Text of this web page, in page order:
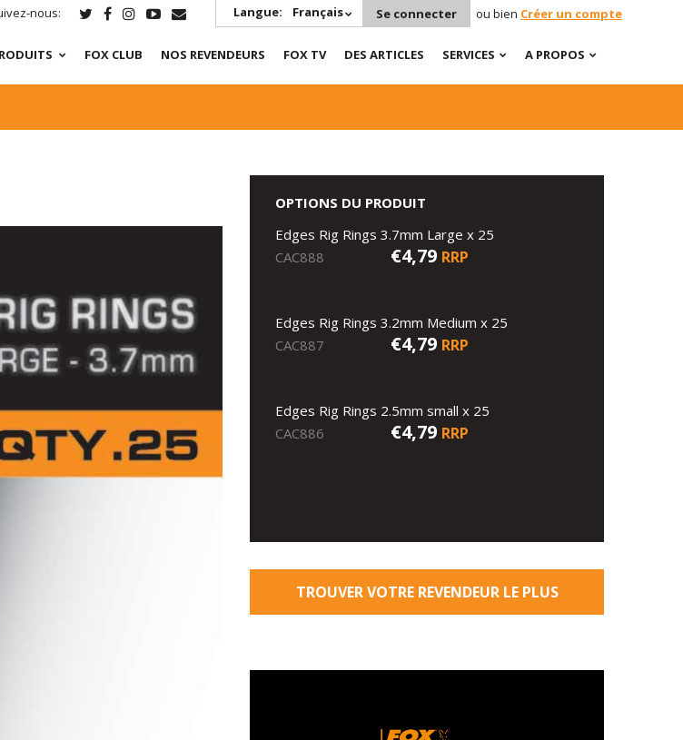
nous: Langue: Français Se connecter ou bien Créer un compte
FOX CLUB NOS REVENDEURS FOX TV DES ARTICLES SERVICES A PROPOS
OPTIONS DU PRODUIT
Edges Rig Rings 3.7mm Large x 25
CAC888
€4,79 RRP
Edges Rig Rings 3.2mm Medium x 25
CAC887
€4,79 RRP
Edges Rig Rings 2.5mm small x 25
CAC886
€4,79 RRP
TROUVER VOTRE REVENDEUR LE PLUS